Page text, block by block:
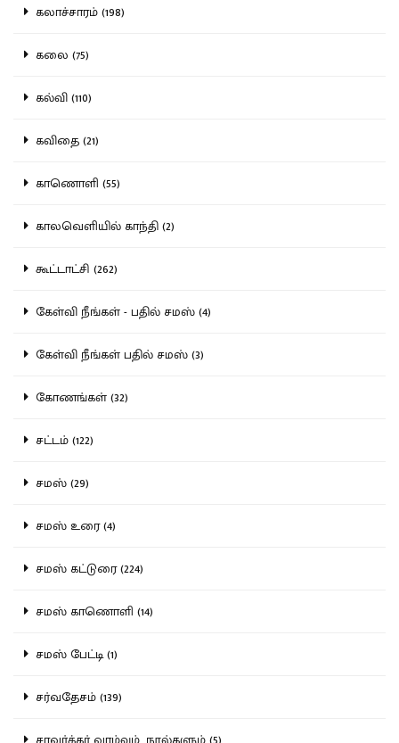
கலாச்சாரம் (198)
கலை (75)
கல்வி (110)
கவிதை (21)
காணொளி (55)
காலவெளியில் காந்தி (2)
கூட்டாட்சி (262)
கேள்வி நீங்கள் - பதில் சமஸ் (4)
கேள்வி நீங்கள் பதில் சமஸ் (3)
கோணங்கள் (32)
சட்டம் (122)
சமஸ் (29)
சமஸ் உரை (4)
சமஸ் கட்டுரை (224)
சமஸ் காணொளி (14)
சமஸ் பேட்டி (1)
சர்வதேசம் (139)